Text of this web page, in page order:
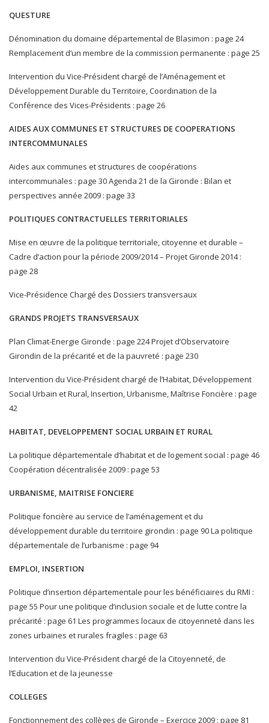
QUESTURE
Dénomination du domaine départemental de Blasimon : page 24
Remplacement d’un membre de la commission permanente : page 25
Intervention du Vice-Président chargé de l’Aménagement et
Développement Durable du Territoire, Coordination de la
Conférence des Vices-Présidents : page 26
AIDES AUX COMMUNES ET STRUCTURES DE COOPERATIONS
INTERCOMMUNALES
Aides aux communes et structures de coopérations
intercommunales : page 30 Agenda 21 de la Gironde : Bilan et
perspectives année 2009 : page 33
POLITIQUES CONTRACTUELLES TERRITORIALES
Mise en œuvre de la politique territoriale, citoyenne et durable –
Cadre d’action pour la période 2009/2014 – Projet Gironde 2014 :
page 28
Vice-Présidence Chargé des Dossiers transversaux
GRANDS PROJETS TRANSVERSAUX
Plan Climat-Energie Gironde : page 224 Projet d’Observatoire
Girondin de la précarité et de la pauvreté : page 230
Intervention du Vice-Président chargé de l’Habitat, Développement
Social Urbain et Rural, Insertion, Urbanisme, Maîtrise Foncière : page
42
HABITAT, DEVELOPPEMENT SOCIAL URBAIN ET RURAL
La politique départementale d’habitat et de logement social : page 46
Coopération décentralisée 2009 : page 53
URBANISME, MAITRISE FONCIERE
Politique foncière au service de l’aménagement et du
développement durable du territoire girondin : page 90 La politique
départementale de l’urbanisme : page 94
EMPLOI, INSERTION
Politique d’insertion départementale pour les bénéficiaires du RMI :
page 55 Pour une politique d’inclusion sociale et de lutte contre la
précarité : page 61 Les programmes locaux de citoyenneté dans les
zones urbaines et rurales fragiles : page 63
Intervention du Vice-Président chargé de la Citoyenneté, de
l’Education et de la jeunesse
COLLEGES
Fonctionnement des collèges de Gironde – Exercice 2009 : page 81